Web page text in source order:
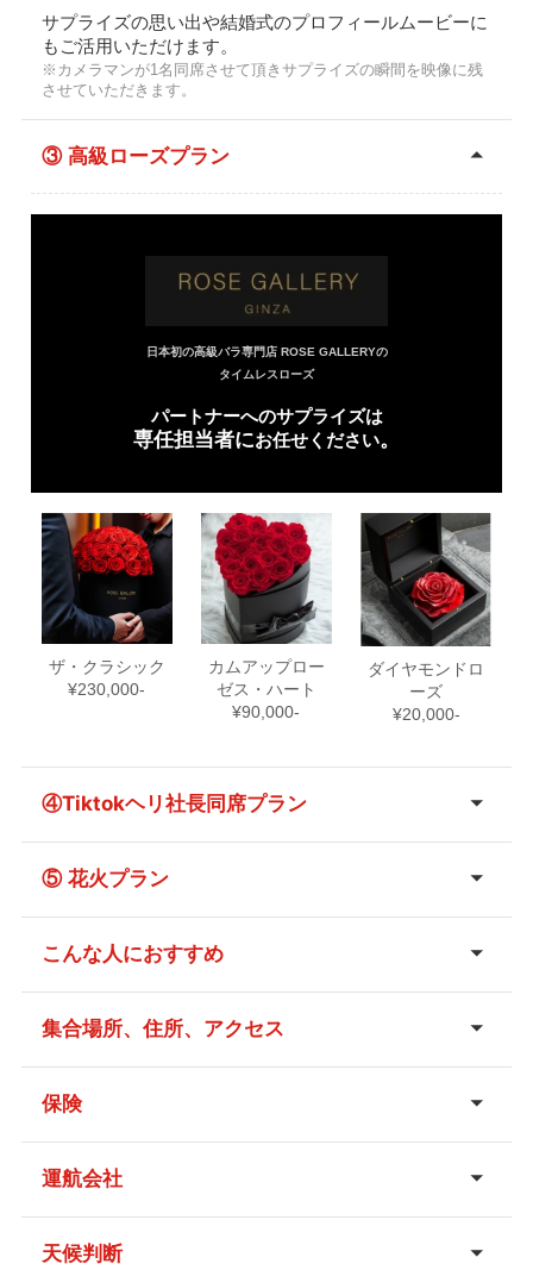
サプライズの思い出や結婚式のプロフィールムービーに
もご活用いただけます。
※カメラマンが1名同席させて頂きサプライズの瞬間を映像に残
させていただきます。
③ 高級ローズプラン
日本初の高級バラ専門店 ROSE GALLERYの
タイムレスローズ
パートナーへのサプライズは
専任担当者にお任せください。
ザ・クラシック
¥230,000-
カムアップロー
ゼス・ハート
¥90,000-
ダイヤモンドロ
ーズ
¥20,000-
④Tiktokヘリ社長同席プラン
⑤ 花火プラン
こんな人におすすめ
集合場所、住所、アクセス
新木場駅
JR京葉線・東京メトロ有楽町線、りんかい線
新木場駅よりタクシー・バスで約5分。
保険
第三者乗客包括賠償責任保険
運航会社
天候判断